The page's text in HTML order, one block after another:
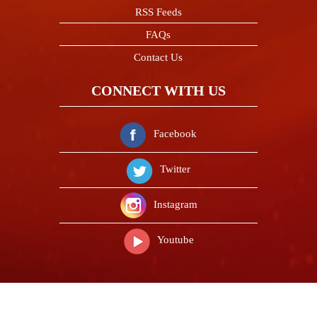
RSS Feeds
FAQs
Contact Us
CONNECT WITH US
Facebook
Twitter
Instagram
Youtube